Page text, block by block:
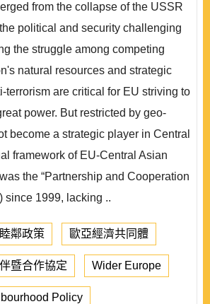
from the collapse of the USSR
political and security challenging
the struggle among competing
natural resources and strategic
terrorism are critical for EU striving to
power. But restricted by geo-
become a strategic player in Central
framework of EU-Central Asian
the “Partnership and Cooperation
since 1999, lacking ..
鄰政策 歐亞經濟共同體
暨合作協定 Wider Europe
Policy